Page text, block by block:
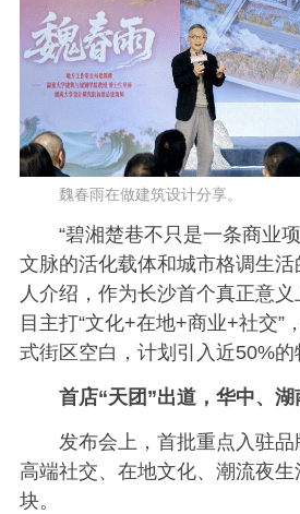
魏春雨在做建筑设计分享。
“碧湘楚巷不只是一条商业
文脉的活化载体和城市格调生活
人介绍，作为长沙首个真正意
目主打“文化+在地+商业+社交”
式街区空白，计划引入近50%的
首店“天团”出道，华中、
发布会上，首批重点入驻
高端社交、在地文化、潮流夜
块。